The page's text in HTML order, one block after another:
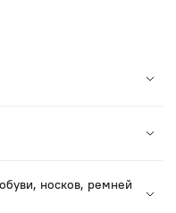
с лучшими
перед получением.
носков, ремней